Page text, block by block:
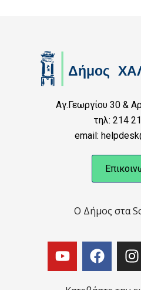
Αγ.Γεωργίου 30 &
τηλ: 214
email:
Ο Δήμος στα